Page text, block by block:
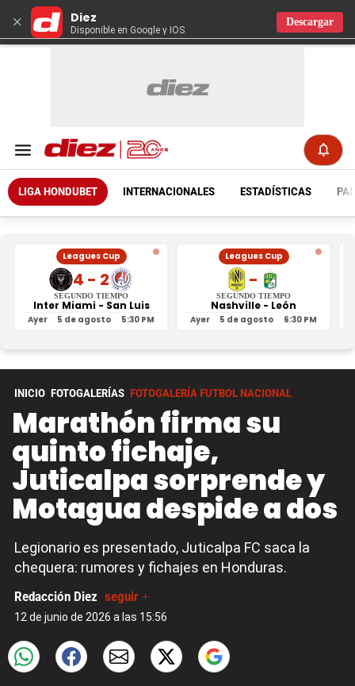
× Diez
Disponible en Google y IOS
Descargar
LIGA HONDUBET INTERNACIONALES ESTADÍSTICAS
Leagues Cup
4 - 2
SEGUNDO TIEMPO
Inter Miami - San Luis
Ayer 5 de agosto 5:30 PM
Leagues Cup
-
SEGUNDO TIEMPO
Nashville - León
Ayer 5 de agosto 6:30 PM
INICIO FOTOGALERÍAS FOTOGALERÍA FUTBOL NACIONAL
Marathón firma su
quinto fichaje,
Juticalpa sorprende y
Motagua despide a dos
Legionario es presentado, Juticalpa FC saca la
chequera: rumores y fichajes en Honduras.
Redacción Diez seguir +
12 de junio de 2026 a las 15:56